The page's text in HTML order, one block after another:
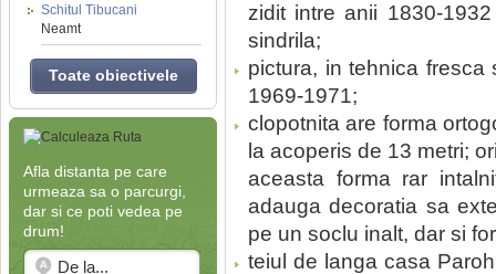
Schitul Tibucani
Neamt
Toate obiectivele
Afla distanta pe care
urmeaza sa o parcurgi,
dar si ce poti vedea pe
drum!
zidit intre anii 1830-
sindrila;
pictura, in tehnica fresca
1969-1971;
clopotnita are forma
la acoperis de 13 metri;
aceasta forma rar
adauga decoratia sa
pe un soclu inalt, dar si
teiul de langa casa